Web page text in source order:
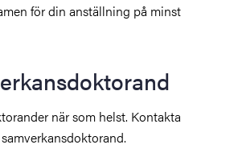
för din anställning på minst
när som helst. Kontakta